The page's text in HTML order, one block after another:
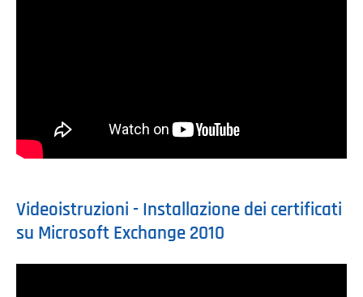
Videoistruzioni - Installazione dei certificati
su Microsoft Exchange 2010